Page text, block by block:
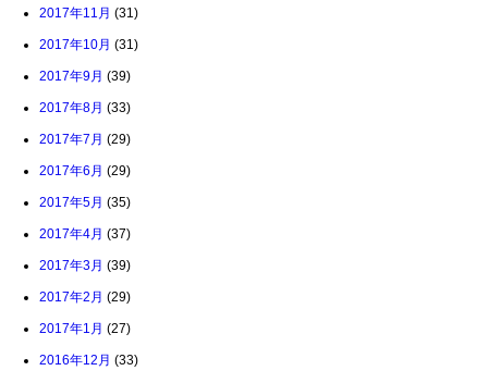
2017年11月 (31)
2017年10月 (31)
2017年9月 (39)
2017年8月 (33)
2017年7月 (29)
2017年6月 (29)
2017年5月 (35)
2017年4月 (37)
2017年3月 (39)
2017年2月 (29)
2017年1月 (27)
2016年12月 (33)